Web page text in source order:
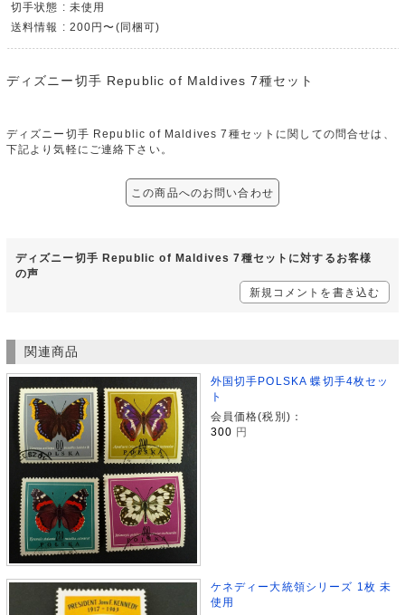
切手状態 : 未使用
送料情報 : 200円〜(同梱可)
ディズニー切手 Republic of Maldives 7種セット
ディズニー切手 Republic of Maldives 7種セットに関しての問合せは、
下記より気軽にご連絡下さい。
この商品へのお問い合わせ
ディズニー切手 Republic of Maldives 7種セットに対するお客様
の声
新規コメントを書き込む
関連商品
外国切手POLSKA 蝶切手4枚セッ
ト
会員価格(税別)：
300 円
ケネディー大統領シリーズ 1枚 未
使用